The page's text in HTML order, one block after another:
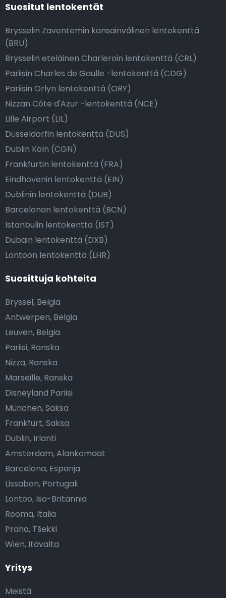
Yritys
Meistä
Suositut lentokentät
Brysselin Zaventemin kansainvälinen lentokenttä
(BRU)
Brysselin eteläinen Charleroin lentokenttä (CRL)
Pariisin Charles de Gaulle -lentokenttä (CDG)
Pariisin Orlyn lentokenttä (ORY)
Nizzan Côte d'Azur -lentokenttä (NCE)
Lille Airport (LIL)
Düsseldorfin lentokenttä (DUS)
Dublin Köln (CGN)
Frankfurtin lentokenttä (FRA)
Eindhovenin lentokenttä (EIN)
Dublinin lentokenttä (DUB)
Barcelonan lentokenttä (BCN)
Istanbulin lentokenttä (IST)
Dubain lentokenttä (DXB)
Lontoon lentokenttä (LHR)
Suosittuja kohteita
Bryssel, Belgia
Antwerpen, Belgia
Leuven, Belgia
Pariisi, Ranska
Nizza, Ranska
Marseille, Ranska
Disneyland Pariisi
München, Saksa
Frankfurt, Saksa
Dublin, Irlanti
Amsterdam, Alankomaat
Barcelona, Espanja
Lissabon, Portugali
Lontoo, Iso-Britannia
Rooma, Italia
Praha, Tšekki
Wien, Itävalta